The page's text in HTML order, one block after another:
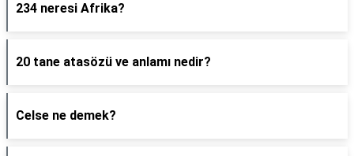
234 neresi Afrika?
20 tane atasözü ve anlamı nedir?
Celse ne demek?